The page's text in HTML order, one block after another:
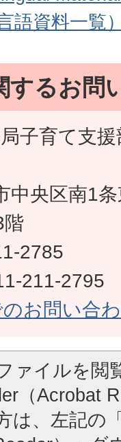
語資料一覧
するお問
子育て支
中央区南1
階
2785
211-2795
お問い合
ァイルを閲
（Acrobat
は、左記の